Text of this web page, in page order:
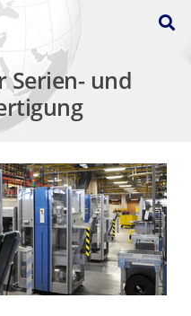
Serien- und